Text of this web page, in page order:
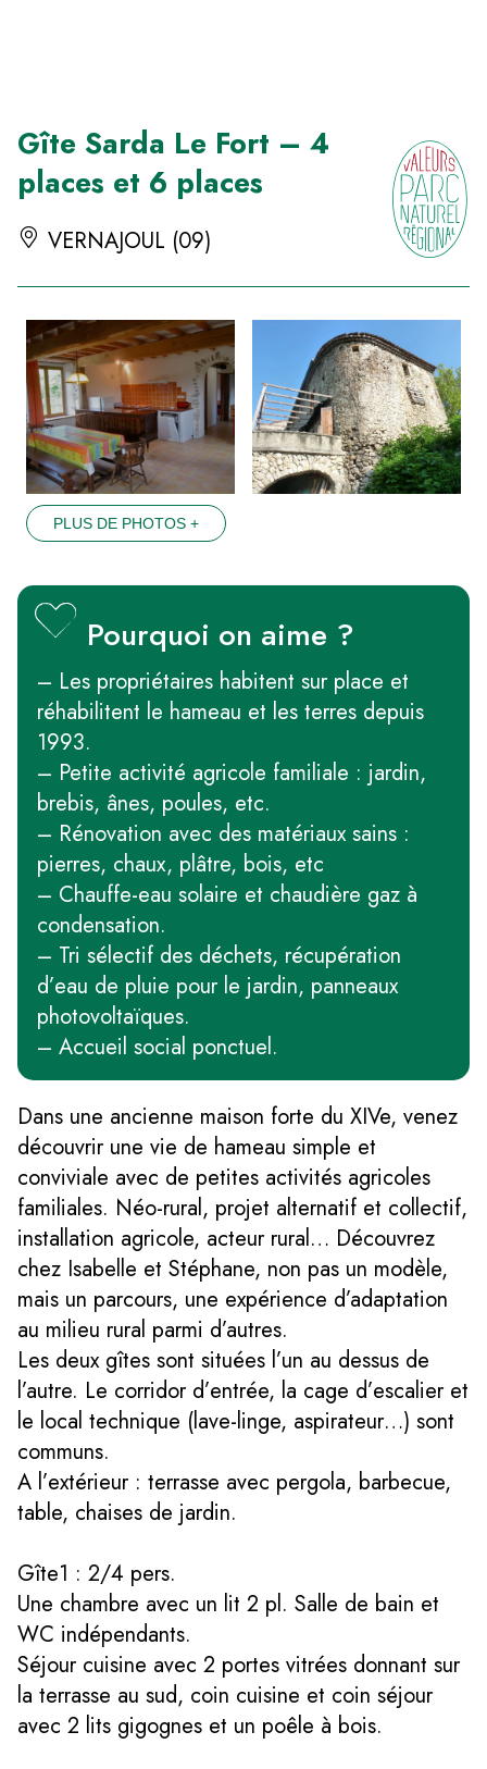
Gîte Sarda Le Fort – 4
places et 6 places
VERNAJOUL (09)
PLUS DE PHOTOS +
Pourquoi on aime ?
– Les propriétaires habitent sur place et
réhabilitent le hameau et les terres depuis
1993.
– Petite activité agricole familiale : jardin,
brebis, ânes, poules, etc.
– Rénovation avec des matériaux sains :
pierres, chaux, plâtre, bois, etc
– Chauffe-eau solaire et chaudière gaz à
condensation.
– Tri sélectif des déchets, récupération
d’eau de pluie pour le jardin, panneaux
photovoltaïques.
– Accueil social ponctuel.
Dans une ancienne maison forte du XIVe, venez
découvrir une vie de hameau simple et
conviviale avec de petites activités agricoles
familiales. Néo-rural, projet alternatif et collectif,
installation agricole, acteur rural… Découvrez
chez Isabelle et Stéphane, non pas un modèle,
mais un parcours, une expérience d’adaptation
au milieu rural parmi d’autres.
Les deux gîtes sont situées l’un au dessus de
l’autre. Le corridor d’entrée, la cage d’escalier et
le local technique (lave-linge, aspirateur…) sont
communs.
A l’extérieur : terrasse avec pergola, barbecue,
table, chaises de jardin.
Gîte1 : 2/4 pers.
Une chambre avec un lit 2 pl. Salle de bain et
WC indépendants.
Séjour cuisine avec 2 portes vitrées donnant sur
la terrasse au sud, coin cuisine et coin séjour
avec 2 lits gigognes et un poêle à bois.